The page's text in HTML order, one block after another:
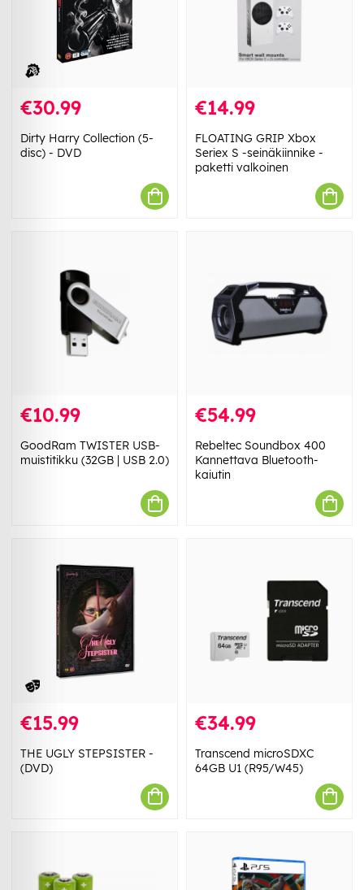
€30.99
Dirty Harry Collection (5-
disc) - DVD
€14.99
FLOATING GRIP Xbox
Seriex S -seinäkiinnike -
paketti valkoinen
€10.99
GoodRam TWISTER USB-
muistitikku (32GB | USB 2.0)
€54.99
Rebeltec Soundbox 400
Kannettava Bluetooth-
kaiutin
€15.99
THE UGLY STEPSISTER -
(DVD)
€34.99
Transcend microSDXC
64GB U1 (R95/W45)